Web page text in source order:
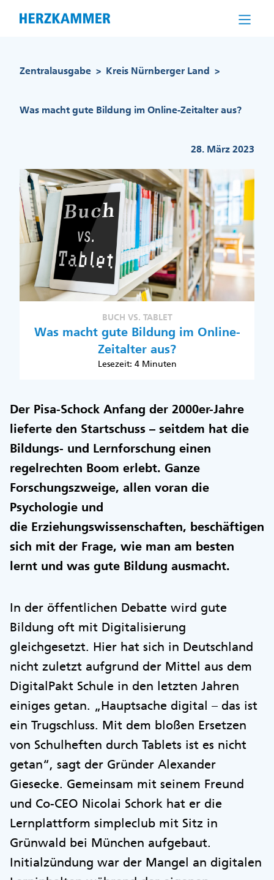
Zentralausgabe > Kreis Nürnberger Land >
Was macht gute Bildung im Online-Zeitalter aus?
28. März 2023
BUCH VS. TABLET
Was macht gute Bildung im Online-
Zeitalter aus?
Lesezeit: 4 Minuten
Der Pisa-Schock Anfang der 2000er-Jahre
lieferte den Startschuss – seitdem hat die
Bildungs- und Lernforschung einen
regelrechten Boom erlebt. Ganze
Forschungszweige, allen voran die
Psychologie und
die Erziehungswissenschaften, beschäftigen
sich mit der Frage, wie man am besten
lernt und was gute Bildung ausmacht.
In der öffentlichen Debatte wird gute
Bildung oft mit Digitalisierung
gleichgesetzt. Hier hat sich in Deutschland
nicht zuletzt aufgrund der Mittel aus dem
DigitalPakt Schule in den letzten Jahren
einiges getan. „Hauptsache digital – das ist
ein Trugschluss. Mit dem bloßen Ersetzen
von Schulheften durch Tablets ist es nicht
getan“, sagt der Gründer Alexander
Giesecke. Gemeinsam mit seinem Freund
und Co-CEO Nicolai Schork hat er die
Lernplattform simpleclub mit Sitz in
Grünwald bei München aufgebaut.
Initialzündung war der Mangel an digitalen